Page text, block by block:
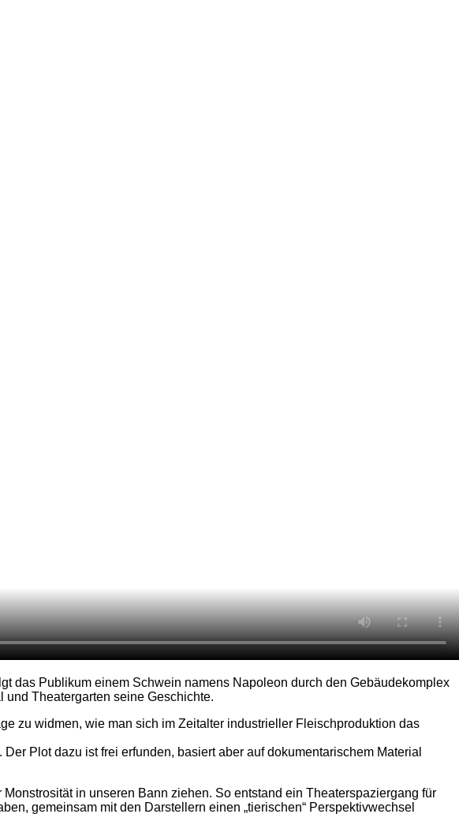
das Publikum einem Schwein namens Napoleon durch den Gebäudekomplex
Theatergarten seine Geschichte.
zu widmen, wie man sich im Zeitalter industrieller Fleischproduktion das
Plot dazu ist frei erfunden, basiert aber auf dokumentarischem Material
in unseren Bann ziehen. So entstand ein Theaterspaziergang für
gemeinsam mit den Darstellern einen „tierischen“ Perspektivwechsel